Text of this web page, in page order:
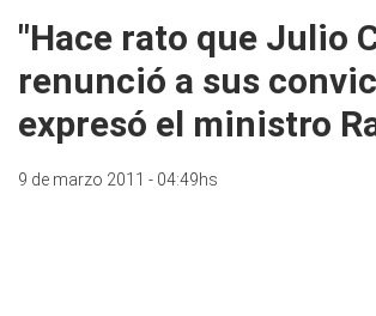
"Hace rato que Julio
renunció a sus
expresó el ministro
9 de marzo 2011 - 04:49hs